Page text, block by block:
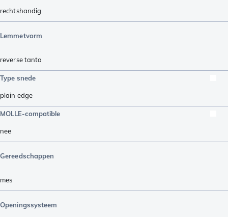
rechtshandig
Lemmetvorm
reverse tanto
Type snede
plain edge
MOLLE-compatible
nee
Gereedschappen
mes
Openingssysteem